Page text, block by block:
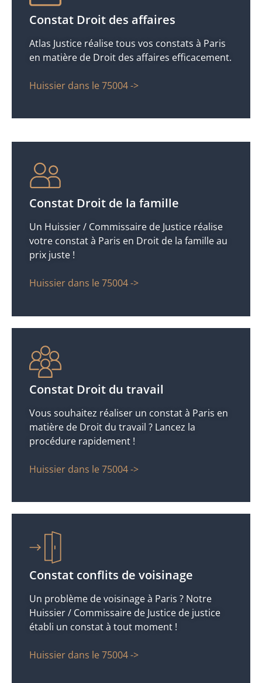
Constat Droit des affaires
Atlas Justice réalise tous vos constats à Paris
en matière de Droit des affaires efficacement.
Huissier dans le 75004 ->
Constat Droit de la famille
Un Huissier / Commissaire de Justice réalise
votre constat à Paris en Droit de la famille au
prix juste !
Huissier dans le 75004 ->
Constat Droit du travail
Vous souhaitez réaliser un constat à Paris en
matière de Droit du travail ? Lancez la
procédure rapidement !
Huissier dans le 75004 ->
Constat conflits de voisinage
Un problème de voisinage à Paris ? Notre
Huissier / Commissaire de Justice de justice
établi un constat à tout moment !
Huissier dans le 75004 ->